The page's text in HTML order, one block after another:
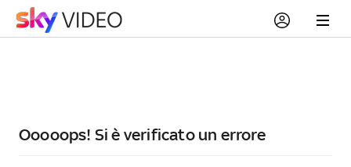
Ooooops! Si è verificato un errore